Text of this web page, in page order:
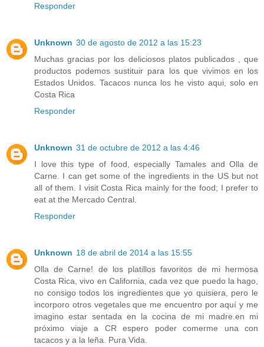
Responder
Unknown 30 de agosto de 2012 a las 15:23
Muchas gracias por los deliciosos platos publicados , que
productos podemos sustituir para los que vivimos en los
Estados Unidos. Tacacos nunca los he visto aqui, solo en
Costa Rica
Responder
Unknown 31 de octubre de 2012 a las 4:46
I love this type of food, especially Tamales and Olla de
Carne. I can get some of the ingredients in the US but not
all of them. I visit Costa Rica mainly for the food; I prefer to
eat at the Mercado Central.
Responder
Unknown 18 de abril de 2014 a las 15:55
Olla de Carne! de los platillos favoritos de mi hermosa
Costa Rica, vivo en California, cada vez que puedo la hago,
no consigo todos los ingredientes que yo quisiera, pero le
incorporo otros vegetales que me encuentro por aquí y me
imagino estar sentada en la cocina de mi madre.en mi
próximo viaje a CR espero poder comerme una con
tacacos y a la leña. Pura Vida.